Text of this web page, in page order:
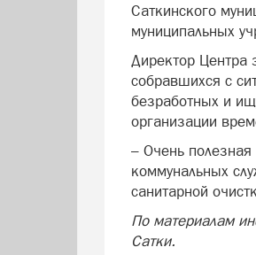
Саткинского
муниципальных
Директор Центра
собравшихся с
безработных и
организации
– Очень
коммунальных
санитарной
По материалам
Сатки.